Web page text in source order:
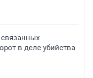
связанных
в деле убийства